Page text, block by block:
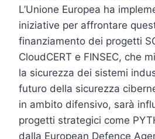
L’Unione Europea ha
iniziative per affrontare
finanziamento dei progetti
CloudCERT e FINSEC, che
la sicurezza dei sistemi
futuro della sicurezza
in ambito difensivo, sarà
progetti strategici come
dalla European Defence